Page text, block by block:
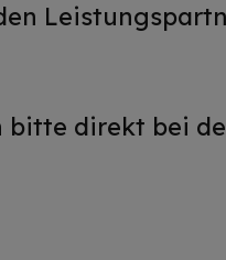
direkt bei